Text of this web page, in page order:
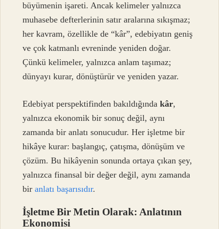
büyümenin işareti. Ancak kelimeler yalnızca
muhasebe defterlerinin satır aralarına sıkışmaz;
her kavram, özellikle de “kâr”, edebiyatın geniş
ve çok katmanlı evreninde yeniden doğar.
Çünkü kelimeler, yalnızca anlam taşımaz;
dünyayı kurar, dönüştürür ve yeniden yazar.
Edebiyat perspektifinden bakıldığındakâr,
yalnızca ekonomik bir sonuç değil, aynı
zamanda bir anlatı sonucudur. Her işletme bir
hikâye kurar: başlangıç, çatışma, dönüşüm ve
çözüm. Bu hikâyenin sonunda ortaya çıkan şey,
yalnızca finansal bir değer değil, aynı zamanda
biranlatı başarısıdır.
İşletme Bir Metin Olarak: Anlatının
Ekonomisi